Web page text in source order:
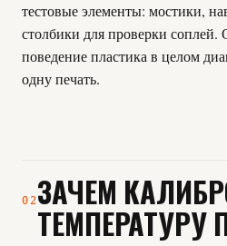
тестовые элементы: мостики,
столбики для проверки
поведение пластика в целом
одну печать.
02ЗАЧЕМ
ТЕМПЕРАТУРУ